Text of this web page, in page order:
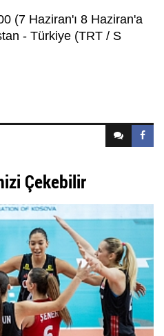
(7 Haziran'ı 8 Haziran'a
- Türkiye (TRT / S
Çekebilir